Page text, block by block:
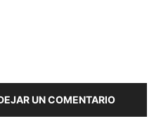
UN COMENTARIO